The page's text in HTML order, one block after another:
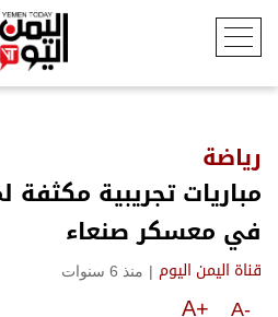
رياضة
مباريات تجريبية مكثفة
في معسكر صنعاء
قناة اليمن اليوم | منذ 6 سنوات
A-
A+